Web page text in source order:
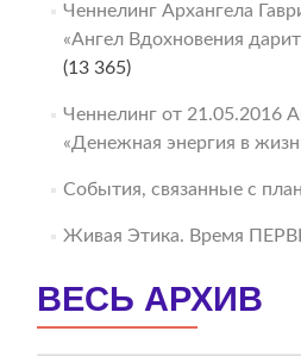
Ченнелинг Архангела
«Ангел Вдохновения
(13 365)
Ченнелинг от 21.05.2016
«Денежная энергия в
События, связанные с
Живая Этика. Время
ВЕСЬ АРХИВ